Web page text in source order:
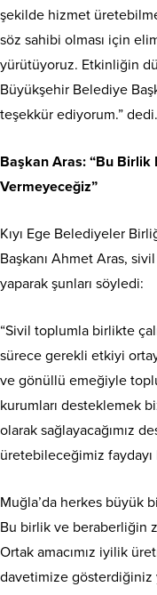
şekilde hizmet
söz sahibi olması için
yürütüyoruz. Etkinliğin
Büyükşehir Belediye
teşekkür ediyorum.” dedi.
Başkan Aras: “Bu Birlik
Vermeyeceğiz”
Kıyı Ege Belediyeler
Başkanı Ahmet Aras,
yaparak şunları söyledi:
“Sivil toplumla birlikte
sürece gerekli etkiyi
ve gönüllü emeğiyle
kurumları desteklemek
olarak sağlayacağımız
üretebileceğimiz faydayı
Muğla’da herkes büyük
Bu birlik ve beraberliğin
Ortak amacımız iyilik
davetimize gösterdiğiniz